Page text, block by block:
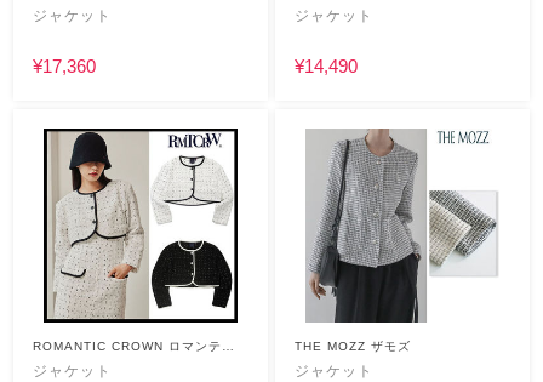
ド
ジャケット
¥17,360
ジャケット
¥14,490
ROMANTIC CROWN ロマンティ
ック クラウン
ジャケット
THE MOZZ ザモズ
ジャケット